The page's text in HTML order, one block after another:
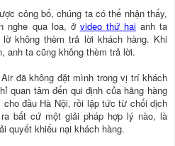
công bố, chúng ta có thể nhận thấy,
nghe qua loa, ở video thứ haianh ta
không thèm trả lời khách hàng. Khi
anh ta cũng không thèm trả lời.
đã không đặt mình trong vị trí khách
quan tâm đến qui định của hãng hàng
đầu Hà Nội, rồi lập tức từ chối dịch
bất cứ một giải pháp hợp lý nào, là
quyết khiếu nại khách hàng.